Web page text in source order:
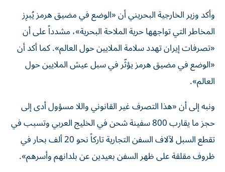
وأكد وزير الخارجية البحريني أن «الوضع في مضيق هرمز يُبرِز
المخاطر التي تواجهها حرية الملاحة البحرية»، مشدداً على أن
«تصرفات إيران تهدد سلامة الملايين حول العالم». كما أكد أن
«الوضع في مضيق هرمز يؤثّر في سبل عيش الملايين حول
العالم».
ونبه إلى أن «هذا التصرف غير القانوني واللا مسؤول أدى إلى
حجز ما يقارب 800 سفينة شحن في الخليج العربي وتسبب في
تقطع السبل لآلاف السفن التجارية تاركاً نحو 20 ألف بحار في
ظروف مقلقة على ظهر السفن بعيدين عن بلدانهم وأسرهم».